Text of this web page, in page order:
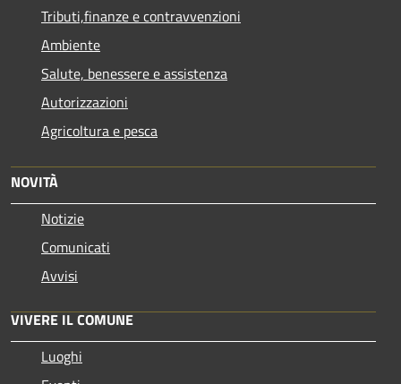
Tributi,finanze e contravvenzioni
Ambiente
Salute, benessere e assistenza
Autorizzazioni
Agricoltura e pesca
NOVITÀ
Notizie
Comunicati
Avvisi
VIVERE IL COMUNE
Luoghi